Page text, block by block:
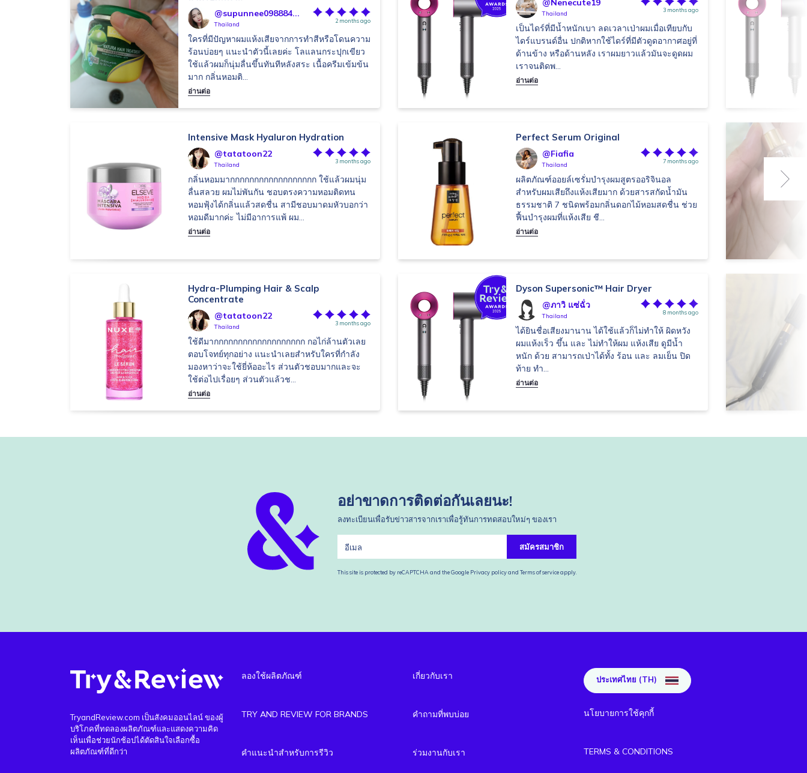
@supunnee098884...
Thailand 2 months ago
ใครที่มีปัญหาผมแห้งเสียจากการทำสีหรือโดนความ
ร้อนบ่อยๆ แนะนำตัวนี้เลยค่ะ โลแลนกระปุกเขียว
ใช้แล้วผมก็นุ่มลื่นขึ้นทันทีหลังสระ เนื้อครีมเข้มข้น
มาก กลิ่นหอมติ...
อ่านต่อ
Intensive Mask Hyaluron Hydration
@tatatoon22
Thailand 3 months ago
กลิ่นหอมมากกกกกกกกกกกกกกกกกก ใช้แล้วผมนุ่ม
ลื่นสลวย ผมไม่พันกัน ชอบตรงความหอมติดทน
หอมฟุ้งได้กลิ่นแล้วสดชื่น สามีชอบมาดมหัวบอกว่า
หอมดีมากค่ะ ไม่มีอาการแพ้ ผม...
อ่านต่อ
Hydra-Plumping Hair & Scalp
Concentrate
@tatatoon22
Thailand 3 months ago
ใช้ดีมากกกกกกกกกกกกกกกกกกก กอไก่ล้านตัวเลย
ตอบโจทย์ทุกอย่าง แนะนำเลยสำหรับใครที่กำลัง
มองหาว่าจะใช้ยี่ห้ออะไร ส่วนตัวชอบมากและจะ
ใช้ต่อไปเรื่อยๆ ส่วนตัวแล้วช...
อ่านต่อ
@Nenecute19
Thailand 3 months ago
เป็นไดร์ที่มีน้ำหนักเบา ลดเวลาเป่าผมเมื่อเทียบกับ
ไดร์แบรนด์อื่น ปกติหากใช้ไดร์ที่มีตัวดูดอากาศอยู่ที่
ด้านข้าง หรือด้านหลัง เราผมยาวแล้วมันจะดูดผม
เราจนติดพ...
อ่านต่อ
Perfect Serum Original
@Fiafia
Thailand 7 months ago
ผลิตภัณฑ์ออยล์เซรั่มบำรุงผมสูตรออริจินอล
สำหรับผมเสียถึงแห้งเสียมาก ด้วยสารสกัดน้ำมัน
ธรรมชาติ 7 ชนิดพร้อมกลิ่นดอกไม้หอมสดชื่น ช่วย
ฟื้นบำรุงผมที่แห้งเสีย ชี...
อ่านต่อ
Dyson Supersonic™ Hair Dryer
@ภาวิ แซ่ฉั่ว
Thailand 8 months ago
ได้ยินชื่อเสียงมานาน ได้ใช้แล้วก็ไม่ทำให้ ผิดหวัง
ผมแห้งเร็ว ขึ้น และ ไม่ทำให้ผม แห้งเสีย ดูมีน้ำ
หนัก ด้วย สามารถเป่าได้ทั้ง ร้อน และ ลมเย็น ปิด
ท้าย ทำ...
อ่านต่อ
อย่าขาดการติดต่อกันเลยนะ!
ลงทะเบียนเพื่อรับข่าวสารจากเราเพื่อรู้ทันการทดสอบใหม่ๆ ของเรา
สมัครสมาชิก
This site is protected by reCAPTCHA and the Google Privacy policyand Terms of serviceapply.
TryandReview.com เป็นสังคมออนไลน์ ของผู้
บริโภคที่ทดลองผลิตภัณฑ์และแสดงความคิด
เห็นเพื่อช่วยนักช้อปได้ตัดสินใจเลือกซื้อ
ผลิตภัณฑ์ที่ดีกว่า
ลองใช้ผลิตภัณฑ์
TRY AND REVIEW FOR BRANDS
คำแนะนำสำหรับการรีวิว
เกี่ยวกับเรา
คำถามที่พบบ่อย
ร่วมงานกับเรา
ประเทศไทย (TH)
นโยบายการใช้คุกกี้
TERMS & CONDITIONS